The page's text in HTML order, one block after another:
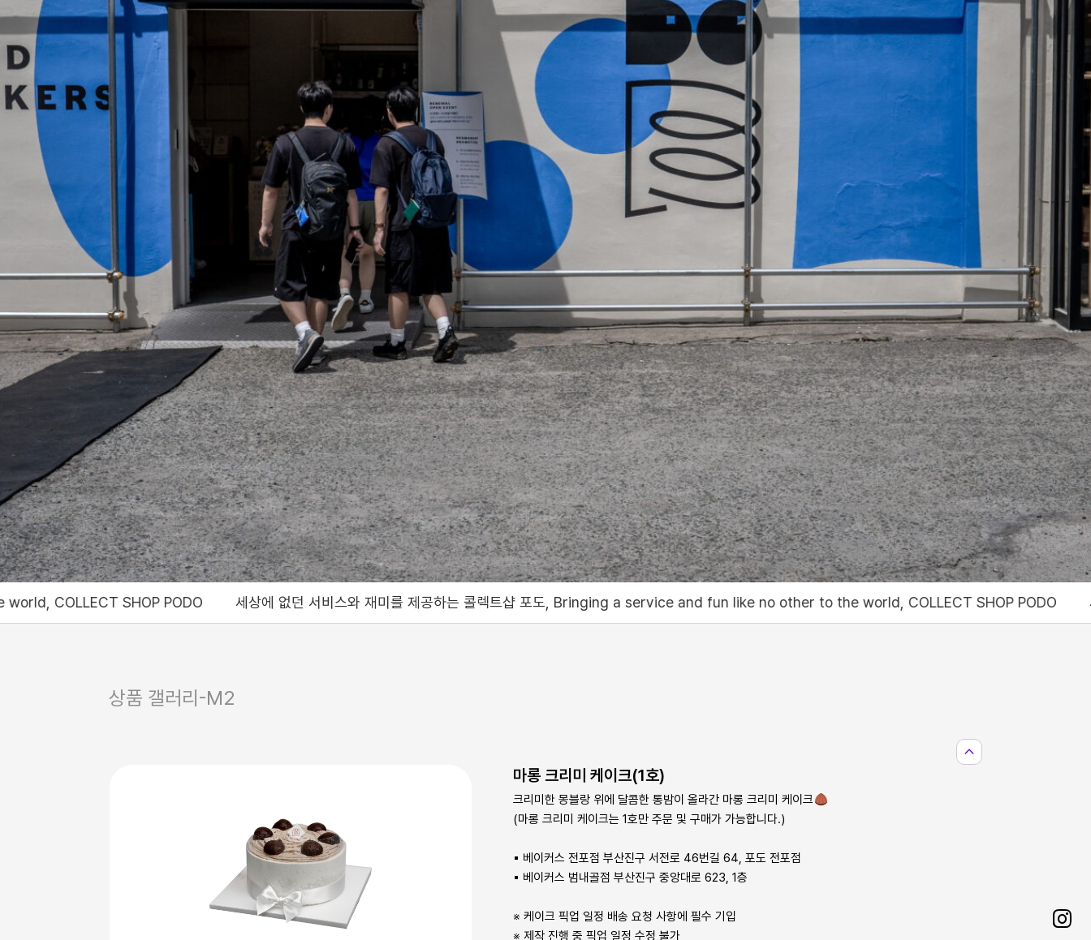
PODO 세상에 없던 서비스와 재미를 제공하는 콜렉트샵 포도, Bringing a service and fun like no other to the world, COLLECT SHOP PODO 세상에 없던 서비스
expand_less
상품 갤러리-M2
마롱 크리미 케이크(1호)
크리미한 몽블랑 위에 달콤한 통밤이 올라간 마롱 크리미 케이크
(마롱 크리미 케이크는 1호만 주문 및 구매가 가능합니다.)
▪ 베이커스 전포점 부산진구 서전로 46번길 64, 포도 전포점
▪ 베이커스 범내골점 부산진구 중앙대로 623, 1층
※ 케이크 픽업 일정 배송 요청 사항에 필수 기입
※ 제작 진행 중 픽업 일정 수정 불가